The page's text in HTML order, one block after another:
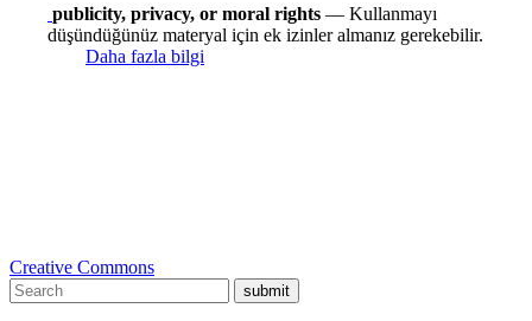
publicity, privacy, or moral rights — Kullanmayı
düşündüğünüz materyal için ek izinler almanız gerekebilir.
Daha fazla bilgi
Creative Commons
submit